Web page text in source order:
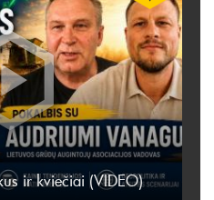
ir kviečiai (VIDEO)